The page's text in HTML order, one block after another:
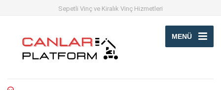
Sepetli Vinç ve Kiralık Vinç Hizmetleri
MENÜ